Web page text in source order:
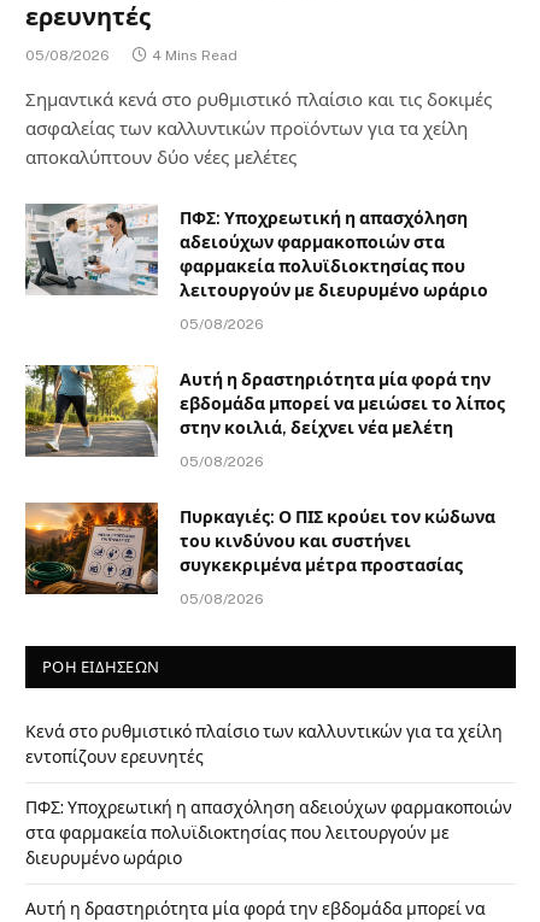
ερευνητές
05/08/2026 4 Mins Read
Σημαντικά κενά στο ρυθμιστικό πλαίσιο και τις δοκιμές
ασφαλείας των καλλυντικών προϊόντων για τα χείλη
αποκαλύπτουν δύο νέες μελέτες
ΠΦΣ: Υποχρεωτική η απασχόληση
αδειούχων φαρμακοποιών στα
φαρμακεία πολυϊδιοκτησίας που
λειτουργούν με διευρυμένο ωράριο
05/08/2026
Αυτή η δραστηριότητα μία φορά την
εβδομάδα μπορεί να μειώσει το λίπος
στην κοιλιά, δείχνει νέα μελέτη
05/08/2026
Πυρκαγιές: Ο ΠΙΣ κρούει τον κώδωνα
του κινδύνου και συστήνει
συγκεκριμένα μέτρα προστασίας
05/08/2026
ΡΟΗ ΕΙΔΗΣΕΩΝ
Κενά στο ρυθμιστικό πλαίσιο των καλλυντικών για τα χείλη
εντοπίζουν ερευνητές
ΠΦΣ: Υποχρεωτική η απασχόληση αδειούχων φαρμακοποιών
στα φαρμακεία πολυϊδιοκτησίας που λειτουργούν με
διευρυμένο ωράριο
Αυτή η δραστηριότητα μία φορά την εβδομάδα μπορεί να